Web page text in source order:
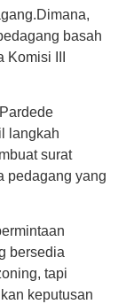
basah
III
langkah
surat
pedagang yang
bersedia
tapi
keputusan